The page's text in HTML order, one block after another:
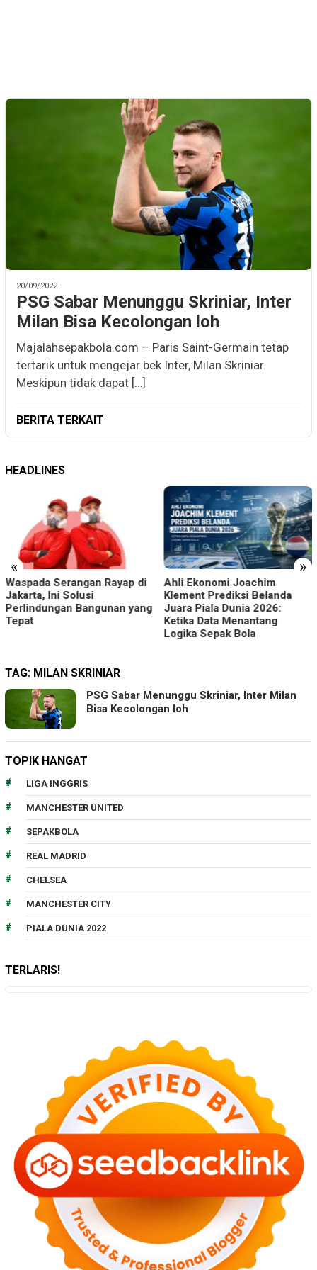
20/09/2022
PSG Sabar Menunggu Skriniar, Inter
Milan Bisa Kecolongan loh
Majalahsepakbola.com – Paris Saint-Germain tetap
tertarik untuk mengejar bek Inter, Milan Skriniar.
Meskipun tidak dapat […]
BERITA TERKAIT
HEADLINES
« »
Ahli Ekonomi Joachim
Klement Prediksi Belanda
Juara Piala Dunia 2026:
Ketika Data Menantang
Cara Menonton Sepak Bola di
Era Digital: dari Televisi
hingga Platform Streaming
TAG: MILAN SKRINIAR
PSG Sabar Menunggu Skriniar, Inter Milan
Bisa Kecolongan loh
TOPIK HANGAT
LIGA INGGRIS
MANCHESTER UNITED
SEPAKBOLA
REAL MADRID
CHELSEA
MANCHESTER CITY
PIALA DUNIA 2022
TERLARIS!